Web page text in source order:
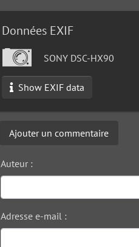
Données EXIF
SONY DSC-HX90
Show EXIF data
Ajouter un commentaire
Auteur :
Adresse e-mail :